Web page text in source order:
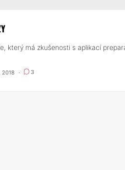
který má zkušenosti s aplikací
2018 · 3